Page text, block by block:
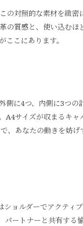
の対照的な素材を緻
の質感と、使い込むほ
こにあります。
側に4つ、内側に3つの
A4サイズが収まるキャ
、あなたの動きを妨げ
ョルダーでアクティ
ートナーと共有する